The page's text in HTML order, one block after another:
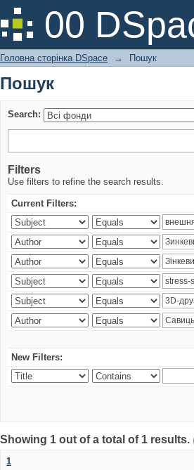
00
Пошук
Головна сторінка DSpace → Пошук
Пошук
Search:
Filters
Use filters to refine the search results.
Current Filters:
New Filters:
Showing 1 out of a total of 1 results.
1